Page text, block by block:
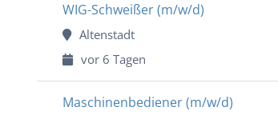
WIG-Schweißer (m/w/d)
Altenstadt
vor 6 Tagen
Maschinenbediener (m/w/d)